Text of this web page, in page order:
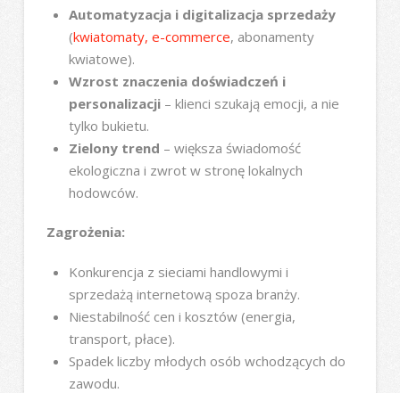
Automatyzacja i digitalizacja sprzedaży
(kwiatomaty, e-commerce, abonamenty
kwiatowe).
Wzrost znaczenia doświadczeń i
personalizacji– klienci szukają emocji, a nie
tylko bukietu.
Zielony trend – większa świadomość
ekologiczna i zwrot w stronę lokalnych
hodowców.
Zagrożenia:
Konkurencja z sieciami handlowymi i
sprzedażą internetową spoza branży.
Niestabilność cen i kosztów (energia,
transport, płace).
Spadek liczby młodych osób wchodzących do
zawodu.